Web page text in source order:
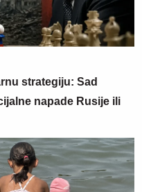
strategiju: Sad
napade Rusije ili